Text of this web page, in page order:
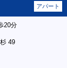
アパート
20分
49